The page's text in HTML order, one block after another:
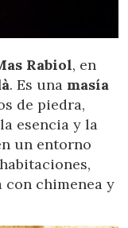
Rabiol, en
. Es una masía
de piedra,
esencia y la
un entorno
con chimenea y